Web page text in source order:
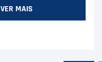
VER MAIS